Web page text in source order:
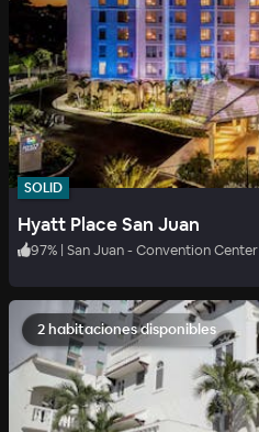
SOLID
Hyatt Place San Juan
97% | San Juan - Convention Center
2 habitaciones disponibles